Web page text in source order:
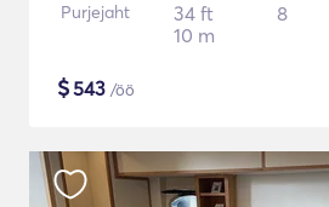
Purjejaht
34 ft
10 m
8
$543 /öö